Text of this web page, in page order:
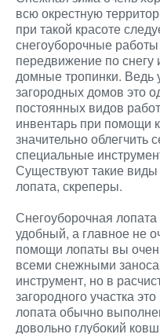
всю окрестную
при такой красоте
снегоуборочные
передвижение по снегу
домные тропинки. Ведь
загородных домов это
постоянных видов
инвентарь при помощи
значительно облегчить
специальные
Существуют такие виды
лопата, скреперы.
Снегоуборочная
удобный, а главное не
помощи лопаты вы
всеми снежными
инструмент, но в
загородного участка
лопата обычно
довольно глубокий